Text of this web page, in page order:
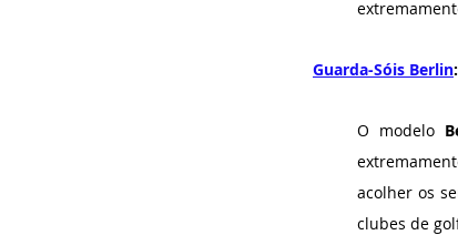
Guarda-Sóis Berlin
O modelo
acolher os
clubes de